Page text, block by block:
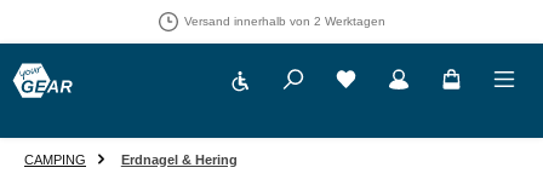
Versand innerhalb von 2 Werktagen
Werkzeugleiste anzeigenDu hast 0 Produkte auf
CAMPING Erdnagel & Hering